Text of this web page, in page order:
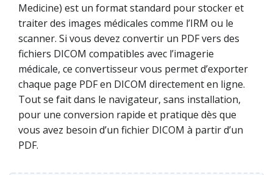
Medicine) est un format standard pour stocker et
traiter des images médicales comme l’IRM ou le
scanner. Si vous devez convertir un PDF vers des
fichiers DICOM compatibles avec l’imagerie
médicale, ce convertisseur vous permet d’exporter
chaque page PDF en DICOM directement en ligne.
Tout se fait dans le navigateur, sans installation,
pour une conversion rapide et pratique dès que
vous avez besoin d’un fichier DICOM à partir d’un
PDF.